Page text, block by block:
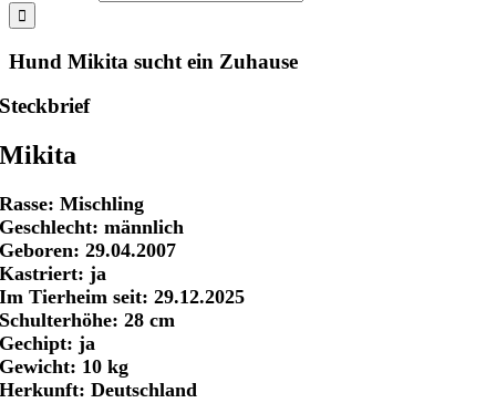
Hund Mikita sucht ein Zuhause
Steckbrief
Mikita
Rasse: Mischling
Geschlecht: männlich
Geboren: 29.04.2007
Kastriert: ja
Im Tierheim seit: 29.12.2025
Schulterhöhe: 28 cm
Gechipt: ja
Gewicht: 10 kg
Herkunft: Deutschland